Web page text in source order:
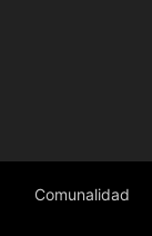
Comunalidad